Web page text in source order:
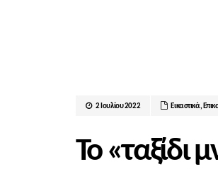
2 Ιουλίου 2022 Εικαστικά,
Το «ταξίδι